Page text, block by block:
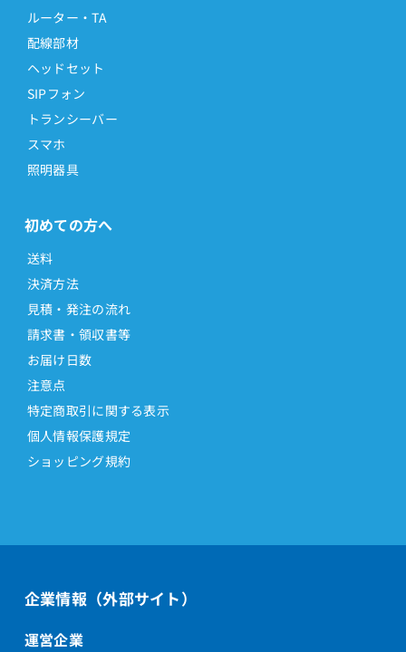
ルーター・TA
配線部材
ヘッドセット
SIPフォン
トランシーバー
スマホ
照明器具
初めての方へ
送料
決済方法
見積・発注の流れ
請求書・領収書等
お届け日数
注意点
特定商取引に関する表示
個人情報保護規定
ショッピング規約
企業情報（外部サイト）
運営企業